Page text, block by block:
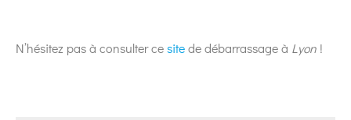
N’hésitez pas à consulter cesitede débarrassage à Lyon !